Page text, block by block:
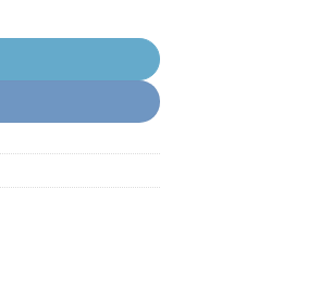
Kenalpot Karbon-Carbon Spacy Karbu-